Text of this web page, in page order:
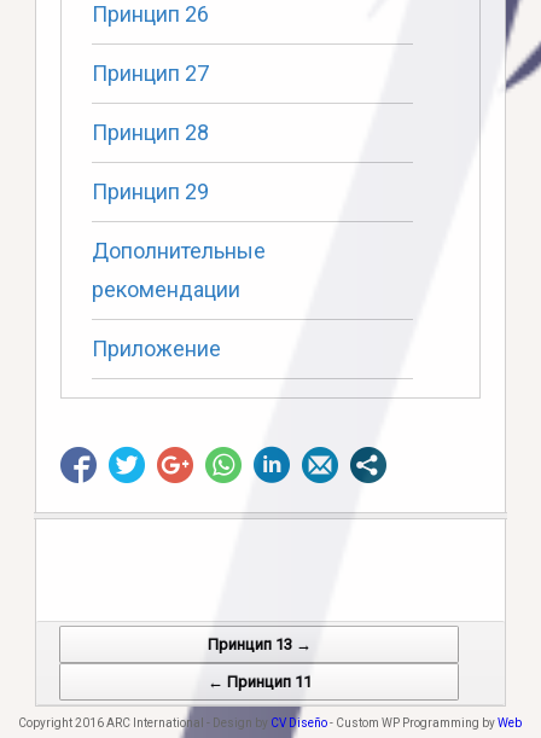
Принцип 26
Принцип 27
Принцип 28
Принцип 29
Дополнительные
рекомендации
Приложение
Post navigationПринцип 13 →
← Принцип 11
Copyright 2016 ARC International - Design by CV Diseño- Custom WP Programming byWeb